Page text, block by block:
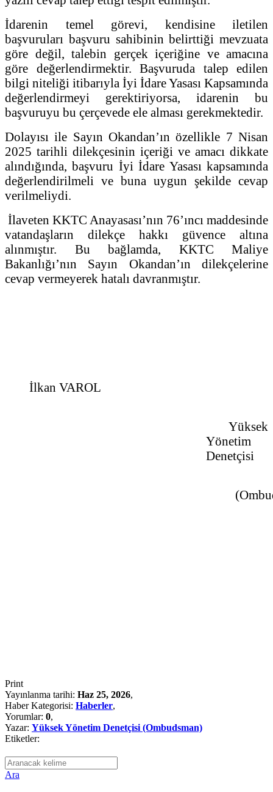
İdarenin temel görevi, kendisine iletilen
başvuruları başvuru sahibinin belirttiği mevzuata
göre değil, talebin gerçek içeriğine ve amacına
göre değerlendirmektir. Başvuruda talep edilen
bilgi niteliği itibarıyla İyi İdare Yasası Kapsamında
değerlendirmeyi gerektiriyorsa, idarenin bu
başvuruyu bu çerçevede ele alması gerekmektedir.
Dolayısı ile Sayın Okandan’ın özellikle 7 Nisan
2025 tarihli dilekçesinin içeriği ve amacı dikkate
alındığında, başvuru İyi İdare Yasası kapsamında
değerlendirilmeli ve buna uygun şekilde cevap
verilmeliydi.
İlaveten KKTC Anayasası’nın 76’ıncı maddesinde
vatandaşların dilekçe hakkı güvence altına
alınmıştır. Bu bağlamda, KKTC Maliye
Bakanlığı’nın Sayın Okandan’ın dilekçelerine
cevap vermeyerek hatalı davranmıştır.
İlkan VAROL
Yüksek
Yönetim
Denetçisi
Print
Yayınlanma tarihi: Haz 25, 2026,
Haber Kategorisi: Haberler,
Yorumlar: 0,
Yazar: Yüksek Yönetim Denetçisi (Ombudsman)
Etiketler:
Ara